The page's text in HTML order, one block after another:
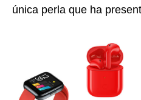
única perla que ha